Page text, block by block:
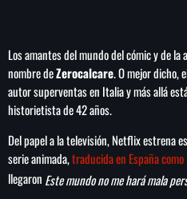
HISTORIA
SEARCH
Los amantes del mundo del cómic y de
nombre deZerocalcare. O mejor dicho,
autor superventas en Italia y más allá
historietista de 42 años.
Del papel a la televisión, Netflix estrena
serie animada,traducida en España como
llegaron Este mundo no me hará mala